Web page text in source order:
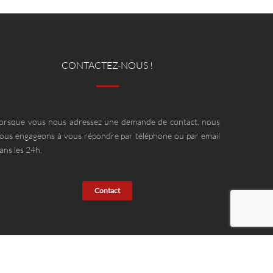
CONTACTEZ-NOUS !
vous nous adressez une demande de contact, nous
engageons à vous répondre par téléphone ou par email
les 24h.
Contact